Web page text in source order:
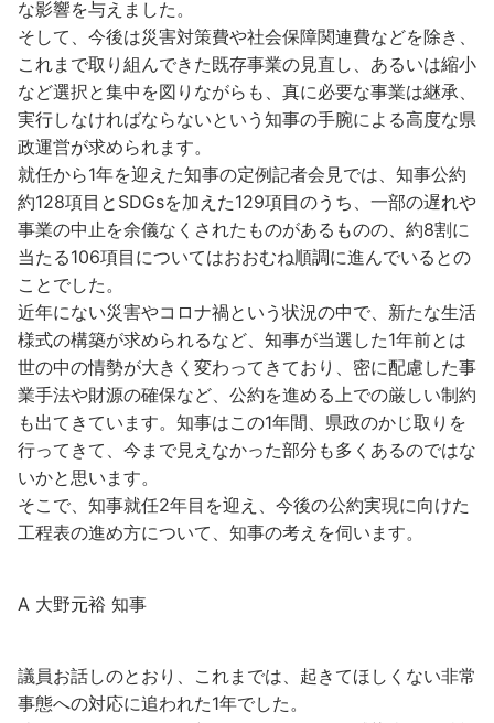
な影響を与えました。
そして、今後は災害対策費や社会保障関連費などを除き、
これまで取り組んできた既存事業の見直し、あるいは縮小
など選択と集中を図りながらも、真に必要な事業は継承、
実行しなければならないという知事の手腕による高度な県
政運営が求められます。
就任から1年を迎えた知事の定例記者会見では、知事公約
約128項目とSDGsを加えた129項目のうち、一部の遅れや
事業の中止を余儀なくされたものがあるものの、約8割に
当たる106項目についてはおおむね順調に進んでいるとの
ことでした。
近年にない災害やコロナ禍という状況の中で、新たな生活
様式の構築が求められるなど、知事が当選した1年前とは
世の中の情勢が大きく変わってきており、密に配慮した事
業手法や財源の確保など、公約を進める上での厳しい制約
も出てきています。知事はこの1年間、県政のかじ取りを
行ってきて、今まで見えなかった部分も多くあるのではな
いかと思います。
そこで、知事就任2年目を迎え、今後の公約実現に向けた
工程表の進め方について、知事の考えを伺います。
A 大野元裕 知事
議員お話しのとおり、これまでは、起きてほしくない非常
事態への対応に追われた1年でした。